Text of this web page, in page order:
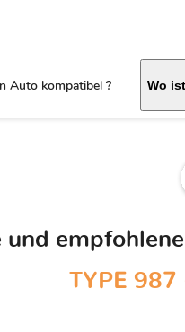
Auto kompatibel ? Wo
TYPE